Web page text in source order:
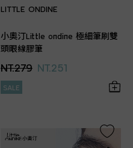
LITTLE ONDINE
小奧汀Little ondine 極細筆刷雙
頭眼線膠筆
NT.279 NT.251
SALE